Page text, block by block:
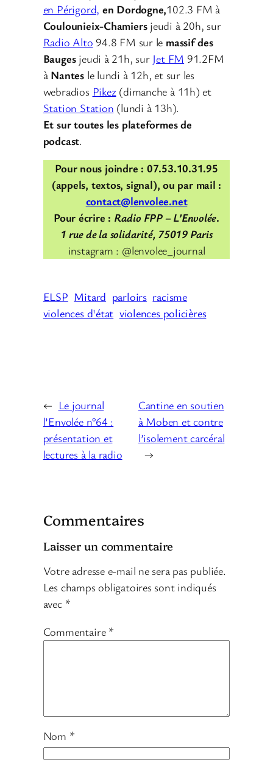
en Périgord, en Dordogne,102.3 FM à
Coulounieix-Chamiers jeudi à 20h, sur
Radio Alto 94.8 FM sur le massif des
Bauges jeudi à 21h, sur Jet FM 91.2FM
à Nantesle lundi à 12h, et sur les
webradios Pikez (dimanche à 11h) et
Station Station (lundi à 13h).
Et sur toutes les plateformes de
podcast.
Pour nous joindre : 07.53.10.31.95
(appels, textos, signal), ou par mail :
contact@lenvolee.net
Pour écrire : Radio FPP – L’Envolée.
1 rue de la solidarité, 75019 Paris
instagram : @lenvolee_journal
ELSP Mitard parloirs racisme
violences d'état violences policières
← Le journal
l’Envolée n°64 :
présentation et
lectures à la radio
Cantine en soutien
à Moben et contre
l’isolement carcéral
→
Commentaires
Laisser un commentaire
Votre adresse e-mail ne sera pas publiée.
Les champs obligatoires sont indiqués
avec *
Commentaire *
Nom *